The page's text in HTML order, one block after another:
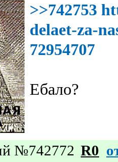
>>742753
delaet-za-
72954707
Ебало?
№742772 R0